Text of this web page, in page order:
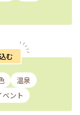
む
温泉
ベント